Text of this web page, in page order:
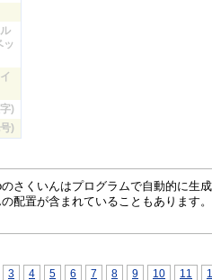
ッ
)
)
さくいんはプログラムで自動的に生
の配置が含まれていることもあります
3 4 5 6 7 8 9 10 11